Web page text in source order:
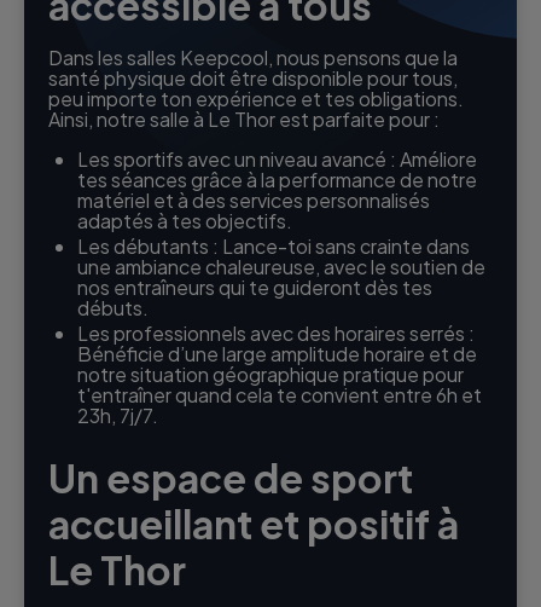
Dans les salles Keepcool, nous pensons que la
santé physique doit être disponible pour tous,
peu importe ton expérience et tes obligations.
Ainsi, notre salle à Le Thor est parfaite pour :
Les sportifs avec un niveau avancé : Améliore
tes séances grâce à la performance de notre
matériel et à des services personnalisés
adaptés à tes objectifs.
Les débutants : Lance-toi sans crainte dans
une ambiance chaleureuse, avec le soutien de
nos entraîneurs qui te guideront dès tes
débuts.
Les professionnels avec des horaires serrés :
Bénéficie d’une large amplitude horaire et de
notre situation géographique pratique pour
t'entraîner quand cela te convient entre 6h et
23h, 7j/7.
Un espace de sport
accueillant et positif à
Le Thor